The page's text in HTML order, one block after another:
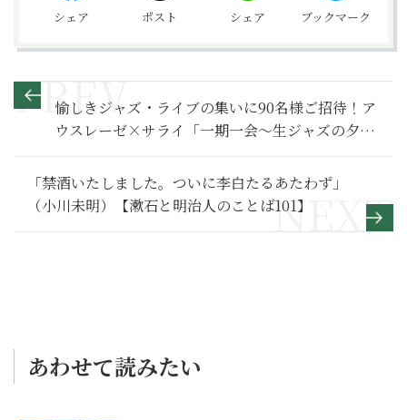
シェア ポスト シェア ブックマーク
愉しきジャズ・ライブの集いに90名様ご招待！ア
ウスレーゼ×サライ「一期一会～生ジャズの夕
べ」＠東京＆大阪
「禁酒いたしました。ついに李白たるあたわず」
（小川未明）【漱石と明治人のことば101】
あわせて読みたい